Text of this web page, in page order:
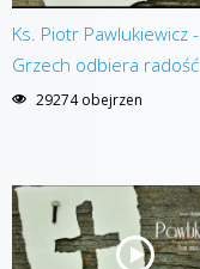
Ks. Piotr Pawlukiewicz -
Grzech odbiera radość
29274 obejrzen